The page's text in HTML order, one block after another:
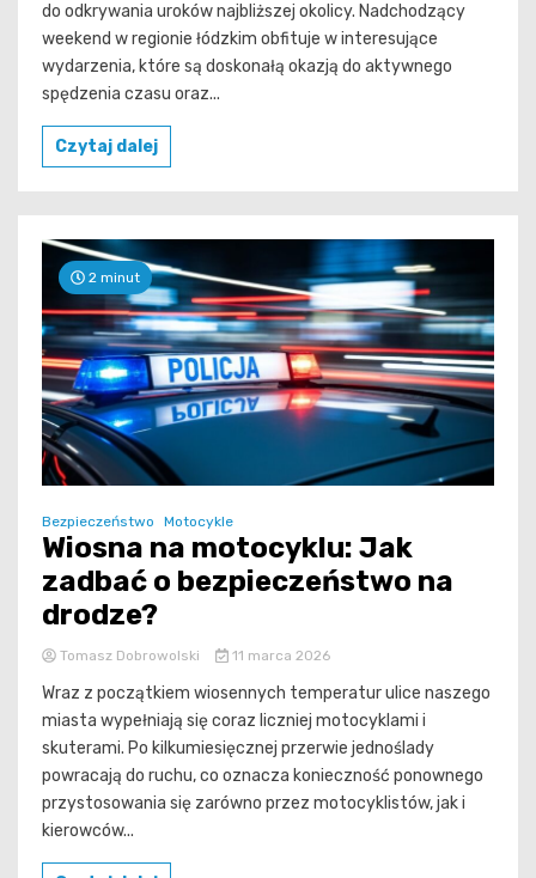
do odkrywania uroków najbliższej okolicy. Nadchodzący
weekend w regionie łódzkim obfituje w interesujące
wydarzenia, które są doskonałą okazją do aktywnego
spędzenia czasu oraz...
Czytaj dalej
2 minut
Bezpieczeństwo Motocykle
Wiosna na motocyklu: Jak
zadbać o bezpieczeństwo na
drodze?
Tomasz Dobrowolski 11 marca 2026
Wraz z początkiem wiosennych temperatur ulice naszego
miasta wypełniają się coraz liczniej motocyklami i
skuterami. Po kilkumiesięcznej przerwie jednoślady
powracają do ruchu, co oznacza konieczność ponownego
przystosowania się zarówno przez motocyklistów, jak i
kierowców...